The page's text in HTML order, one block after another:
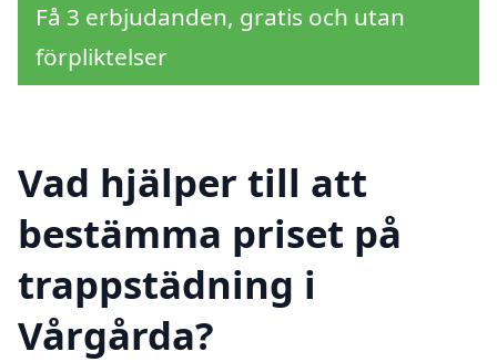
Få 3 erbjudanden, gratis och utan
förpliktelser
Vad hjälper till att
bestämma priset på
trappstädning i
Vårgårda?